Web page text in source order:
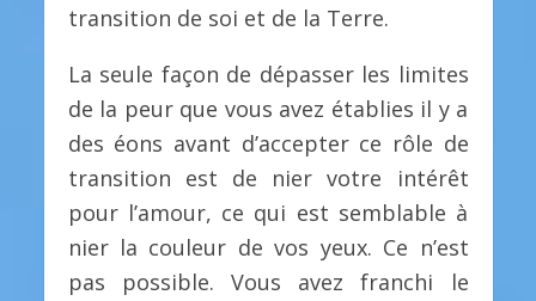
transition de soi et de la Terre.
La seule façon de dépasser les limites
de la peur que vous avez établies il y a
des éons avant d’accepter ce rôle de
transition est de nier votre intérêt
pour l’amour, ce qui est semblable à
nier la couleur de vos yeux. Ce n’est
pas possible. Vous avez franchi le